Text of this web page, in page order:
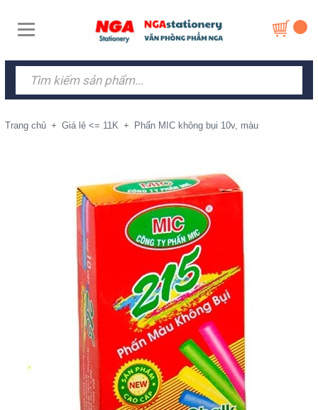
Trang chủ + Giá lẻ <= 11K + Phấn MIC không bụi 10v, màu